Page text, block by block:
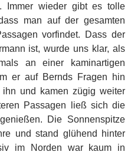
Immer wieder gibt es tolle
man auf der gesamten
vorfindet. Dass der
ist, wurde uns klar, als
an einer kaminartigen
er auf Bernds Fragen hin
und kamen zügig weiter
Passagen ließ sich die
Die Sonnenspitze
und stand glühend hinter
im Norden war kaum in